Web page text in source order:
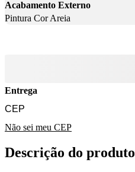
Acabamento Externo
Pintura Cor Areia
Entrega
Não sei meu CEP
Descrição do produto